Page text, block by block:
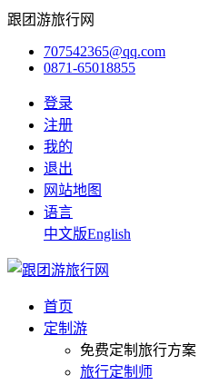
跟团游旅行网
707542365@qq.com
0871-65018855
登录
注册
我的
退出
网站地图
语言
中文版English
首页
定制游
免费定制旅行方案
旅行定制师